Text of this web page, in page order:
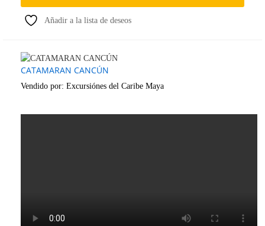
Añadir a la lista de deseos
CATAMARAN CANCÚN
Vendido por: Excursiónes del Caribe Maya